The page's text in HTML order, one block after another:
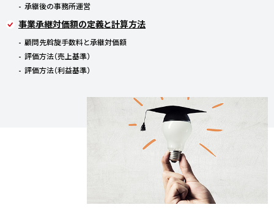
承継後の事務所運営
事業承継対価額の定義と計算方法
顧問先斡旋手数料と承継対価額
評価方法（売上基準）
評価方法（利益基準）